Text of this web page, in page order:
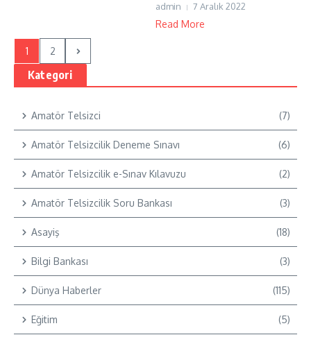
admin 7 Aralık 2022
Read More
1 2
Kategori
Amatör Telsizci (7)
Amatör Telsizcilik Deneme Sınavı (6)
Amatör Telsizcilik e-Sınav Kılavuzu (2)
Amatör Telsizcilik Soru Bankası (3)
Asayiş (18)
Bilgi Bankası (3)
Dünya Haberler (115)
Eğitim (5)